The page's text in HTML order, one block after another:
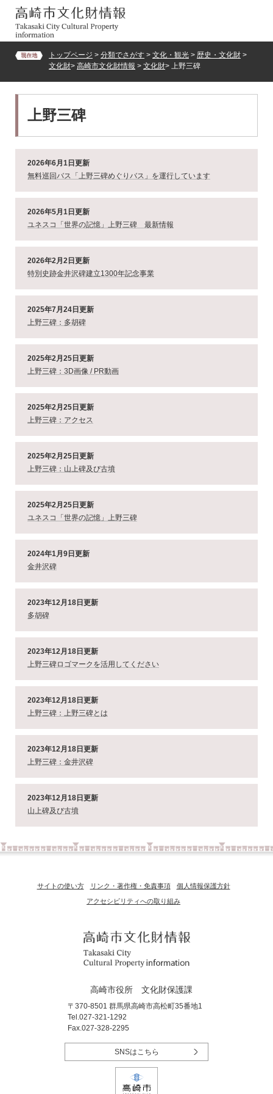
の
で
す。
ー
ば
トップページ > 分類でさがす > 文化・観光 > 歴史・文化財 >
文化財> 高崎市文化財情報 > 文化財> 上野三碑
上野三碑
2026年6月1日更新
無料巡回バス「上野三碑めぐりバス」を運行しています
2026年5月1日更新
ユネスコ「世界の記憶」上野三碑 最新情報
2026年2月2日更新
特別史跡金井沢碑建立1300年記念事業
2025年7月24日更新
上野三碑：多胡碑
2025年2月25日更新
上野三碑：3D画像 / PR動画
2025年2月25日更新
上野三碑：アクセス
2025年2月25日更新
上野三碑：山上碑及び古墳
2025年2月25日更新
ユネスコ「世界の記憶」上野三碑
2024年1月9日更新
金井沢碑
2023年12月18日更新
多胡碑
2023年12月18日更新
上野三碑ロゴマークを活用してください
2023年12月18日更新
上野三碑：上野三碑とは
2023年12月18日更新
上野三碑：金井沢碑
2023年12月18日更新
山上碑及び古墳
サイトの使い方 リンク・著作権・免責事項 個人情報保護方針
アクセシビリティへの取り組み
高崎市役所 文化財保護課
〒370-8501 群馬県高崎市高松町35番地1
Tel.027-321-1292
Fax.027-328-2295
SNSはこちら